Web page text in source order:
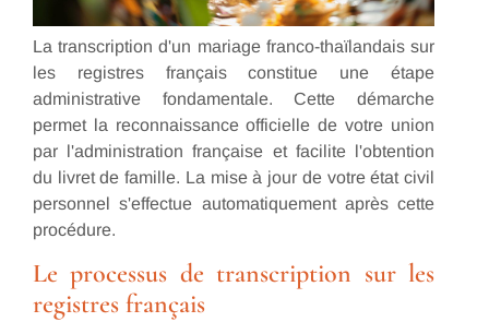
La transcription d'un mariage franco-thaïlandais sur
les registres français constitue une étape
administrative fondamentale. Cette démarche
permet la reconnaissance officielle de votre union
par l'administration française et facilite l'obtention
du livret de famille. La mise à jour de votre état civil
personnel s'effectue automatiquement après cette
procédure.
Le processus de transcription sur les
registres français